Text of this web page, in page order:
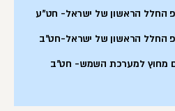
החלל הראשון של ישראל- חט"ע
החלל הראשון של ישראל-חט"ב
מחוץ למערכת השמש- חט"ב